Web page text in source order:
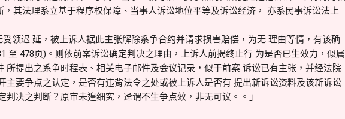
其法理系立基于程序权保障、当事人诉讼地位平等及诉讼经济， 亦系民事诉讼法上
迟 延，被上诉人据此主张解除系争合约并请求损害赔偿，为无 理由等情，有该确
至 478页)。则依前案诉讼确定判决之理由，上诉人前揭终止行 为是否已生效力，似属
所提出之系争时程表、相关电子邮件及会议记录，似于前案 诉讼已有主张，并经法院
主要争点之认定，是否有违背法令之处或被上诉人是否有 提出新诉讼资料及该新诉讼
决之判断？原审未遑细究，迳谓不生争点效，非无可议。。」